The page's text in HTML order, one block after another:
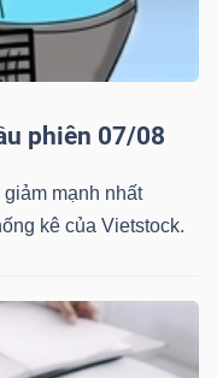
phiên 07/08
mạnh nhất
kê của Vietstock.